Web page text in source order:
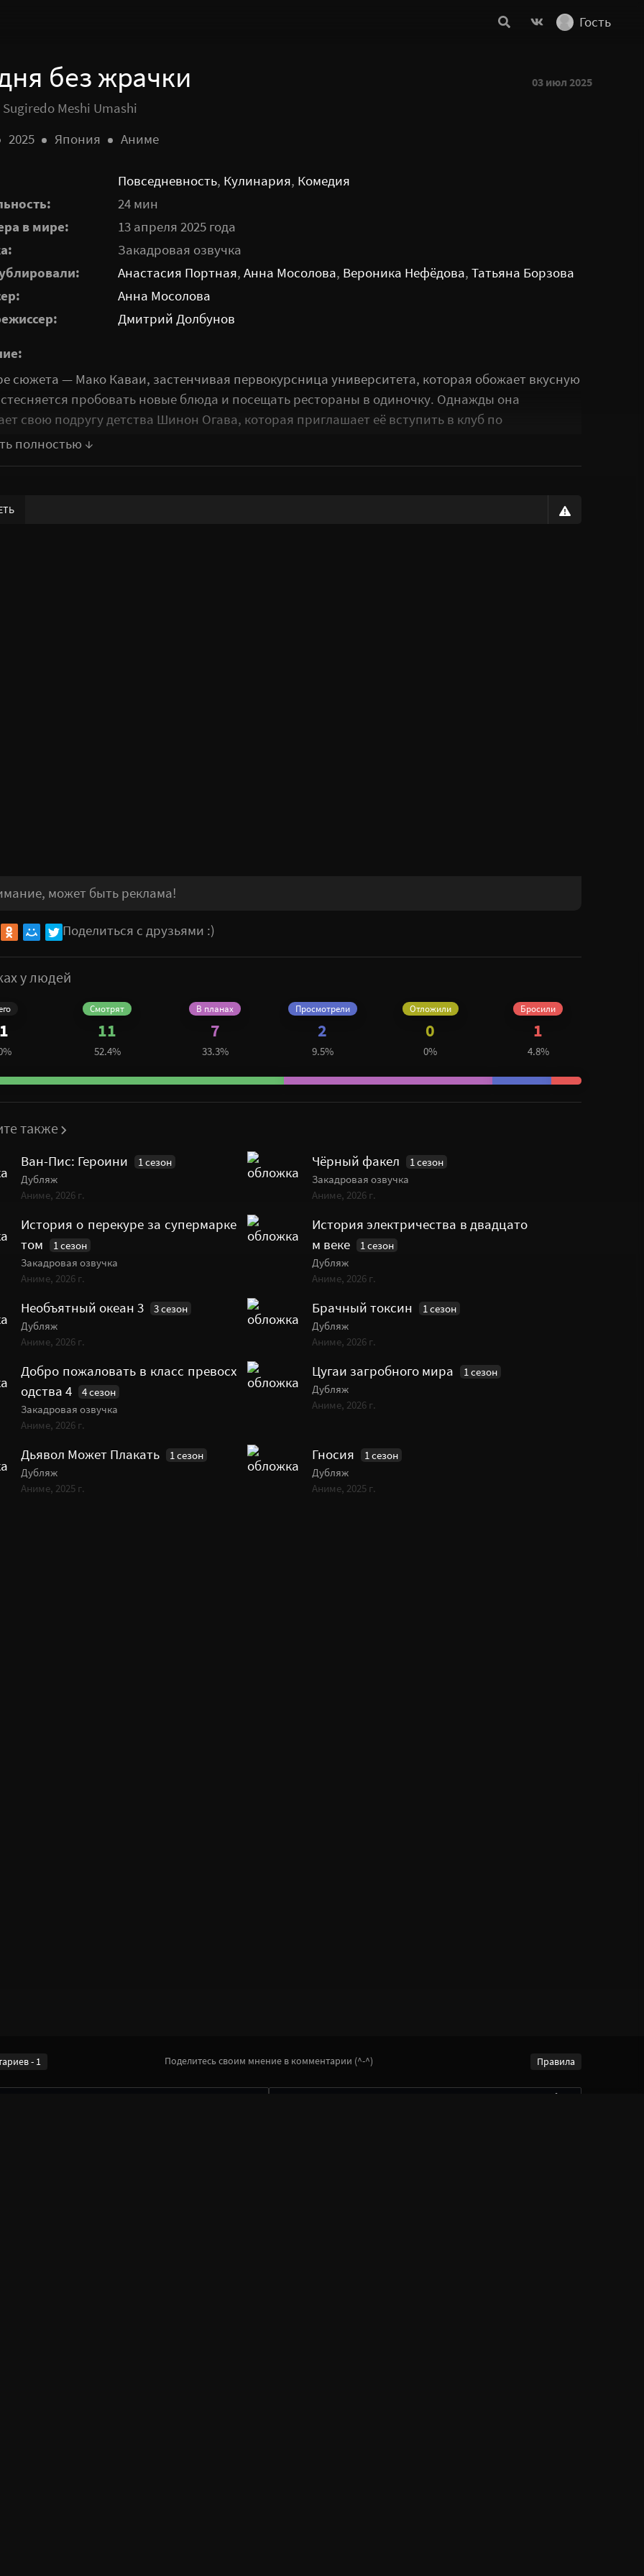
Гость
03 июл 2025
без жрачки
Meshi Umashi
2025
Япония Аниме
Повседневность, Кулинария, Комедия
24 мин
в мире:
13 апреля 2025 года
Закадровая озвучка
Анастасия Портная, Анна Мосолова, Вероника Нефёдова, Татьяна Борзова
Анна Мосолова
Дмитрий Долбунов
сюжета — Мако Каваи, застенчивая первокурсница университета, которая обожает вкусную
пробовать новые блюда и посещать рестораны в одиночку. Однажды она
свою подругу детства Шинон Огава, которая приглашает её вступить в клуб по
кулинарной культуры. Вместе с новыми подругами — Куреа Фурутачи, Цуцуми Хигой и
в себе уютную атмосферу повседневности и любовь к еде, предлагая зрителям
может быть реклама!
Поделиться с друзьями :)
у людей
Cмотрят
11
52.4%
В планах
7
33.3%
Просмотрели
2
9.5%
Отложили
0
0%
Бросили
1
4.8%
также
Ван-Пис: Героини
1 сезон
Дубляж
Аниме, 2026 г.
Чёрный факел
1 сезон
Закадровая озвучка
Аниме, 2026 г.
История о перекуре за супермарке
том
1 сезон
Закадровая озвучка
Аниме, 2026 г.
История электричества в двадцато
м веке
1 сезон
Дубляж
Аниме, 2026 г.
Необъятный океан 3
3 сезон
Дубляж
Аниме, 2026 г.
Брачный токсин
1 сезон
Дубляж
Аниме, 2026 г.
Добро пожаловать в класс превосх
одства 4
4 сезон
Закадровая озвучка
Аниме, 2026 г.
Цугаи загробного мира
1 сезон
Дубляж
Аниме, 2026 г.
Дьявол Может Плакать
1 сезон
Дубляж
Аниме, 2025 г.
Гносия
1 сезон
Дубляж
Аниме, 2025 г.
- 1 Поделитесь своим мнение в комментарии (^-^) Правила